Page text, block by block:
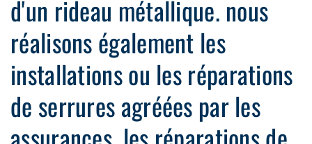
d'un rideau métallique. nous
réalisons également les
installations ou les réparations
de serrures agréées par les